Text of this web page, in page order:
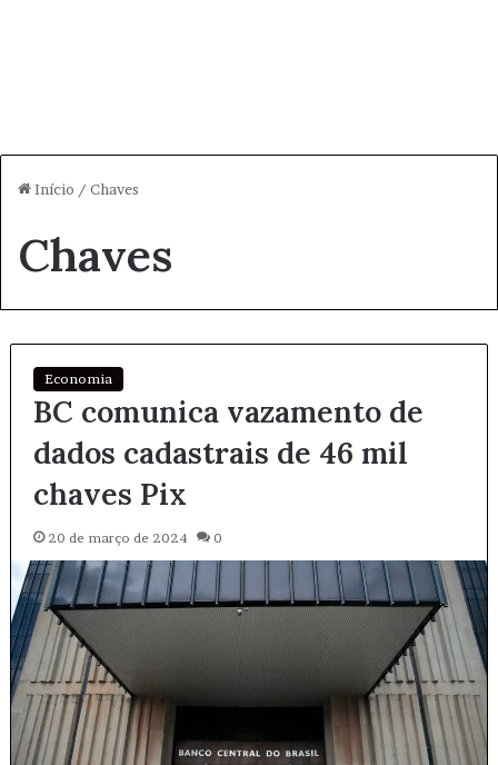
Início / Chaves
Chaves
Economia
BC comunica vazamento de
dados cadastrais de 46 mil
chaves Pix
20 de março de 2024 0